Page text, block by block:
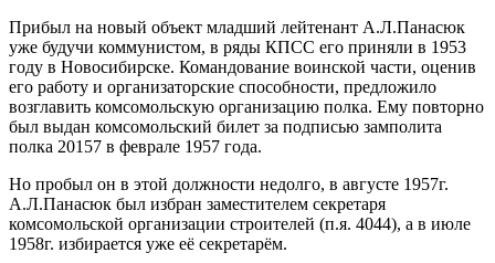
Прибыл на новый объект младший лейтенант А.Л.Панасюк
уже будучи коммунистом, в ряды КПСС его приняли в 1953
году в Новосибирске. Командование воинской части, оценив
его работу и организаторские способности, предложило
возглавить комсомольскую организацию полка. Ему повторно
был выдан комсомольский билет за подписью замполита
полка 20157 в феврале 1957 года.
Но пробыл он в этой должности недолго, в августе 1957г.
А.Л.Панасюк был избран заместителем секретаря
комсомольской организации строителей (п.я. 4044), а в июле
1958г. избирается уже её секретарём.